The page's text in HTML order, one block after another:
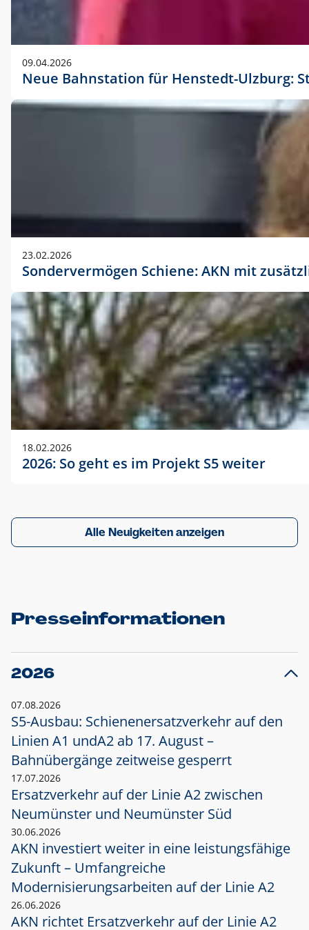
09.04.2026
Neue Bahnstation für Henstedt-Ulzburg:
23.02.2026
Sondervermögen Schiene: AKN mit
18.02.2026
2026: So geht es im Projekt S5 weiter
Alle Neuigkeiten anzeigen
Presseinformationen
2026
07.08.2026
S5-Ausbau: Schienenersatzverkehr auf den
Linien A1 undA2 ab 17. August –
Bahnübergänge zeitweise gesperrt
17.07.2026
Ersatzverkehr auf der Linie A2 zwischen
Neumünster und Neumünster Süd
30.06.2026
AKN investiert weiter in eine leistungsfähige
Zukunft – Umfangreiche
Modernisierungsarbeiten auf der Linie A2
26.06.2026
AKN richtet Ersatzverkehr auf der Linie A2